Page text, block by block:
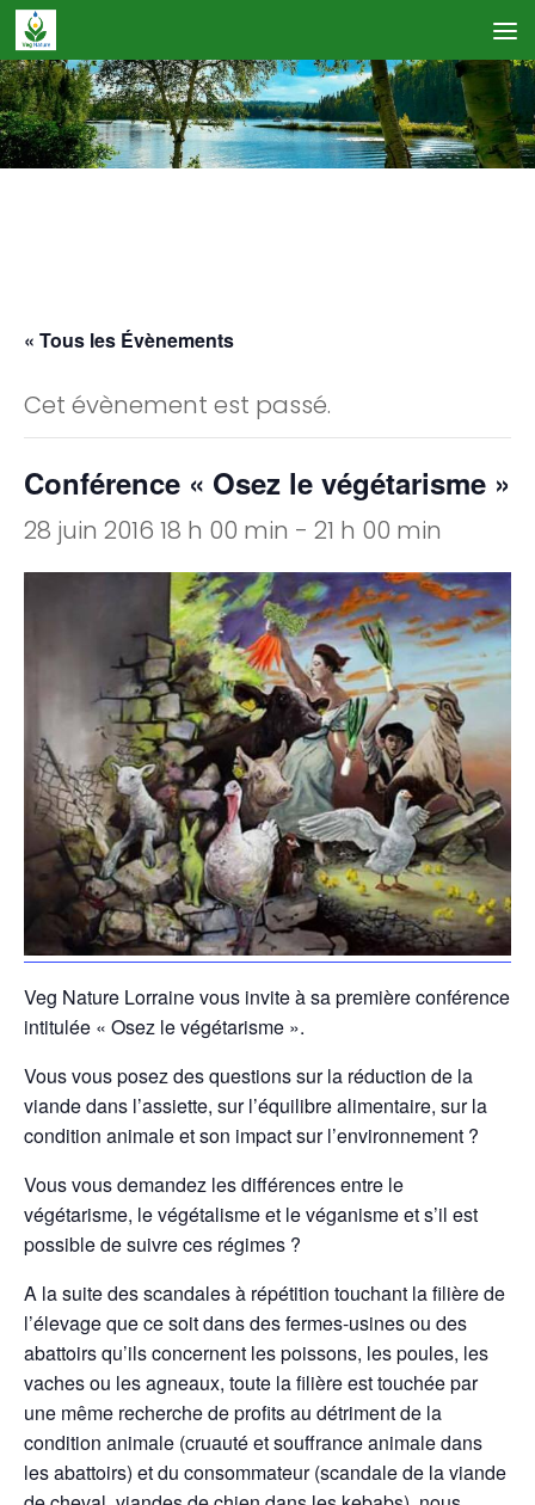
Skip to content
« Tous les Évènements
Cet évènement est passé.
Conférence « Osez le végétarisme »
28 juin 2016 18 h 00 min - 21 h 00 min
Veg Nature Lorraine vous invite à sa première conférence
intitulée « Osez le végétarisme ».
Vous vous posez des questions sur la réduction de la
viande dans l’assiette, sur l’équilibre alimentaire, sur la
condition animale et son impact sur l’environnement ?
Vous vous demandez les différences entre le
végétarisme, le végétalisme et le véganisme et s’il est
possible de suivre ces régimes ?
A la suite des scandales à répétition touchant la filière de
l’élevage que ce soit dans des fermes-usines ou des
abattoirs qu’ils concernent les poissons, les poules, les
vaches ou les agneaux, toute la filière est touchée par
une même recherche de profits au détriment de la
condition animale (cruauté et souffrance animale dans
les abattoirs) et du consommateur (scandale de la viande